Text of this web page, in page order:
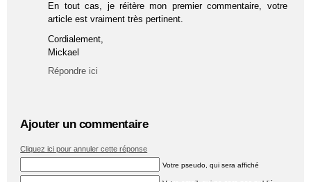
En tout cas, je réitère mon premier commentaire, votre
article est vraiment très pertinent.
Cordialement,
Mickael
Répondre ici
Ajouter un commentaire
Cliquez ici pour annuler cette réponse
Votre pseudo, qui sera affiché